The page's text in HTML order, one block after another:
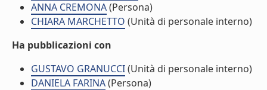
ANNA CREMONA(Persona)
CHIARA MARCHETTO (Unità di personale interno)
Ha pubblicazioni con
GUSTAVO GRANUCCI(Unità di personale interno)
DANIELA FARINA(Persona)